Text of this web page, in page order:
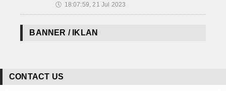
🕔 18:07:59, 21 Jul 2023
BANNER / IKLAN
CONTACT US